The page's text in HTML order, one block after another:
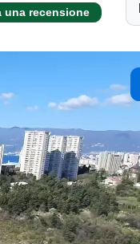
una recensione